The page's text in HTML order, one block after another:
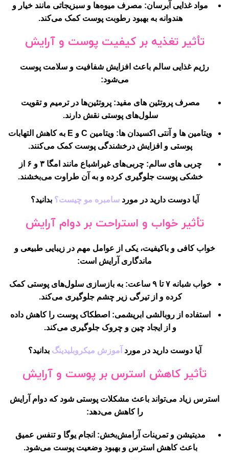
مواد غذایی آبرسان: مصرف میوه‌ها و سبزیجاتی مانند خیار و
هندوانه به بهبود رطوبت پوست کمک می‌کند.
تأثیر تغذیه بر کیفیت پوست و آرایش
رژیم غذایی سالم باعث افزایش شفافیت و سلامت پوست
می‌شود:
مصرف پروتئین های مفید: پروتئین‌ها در ترمیم و تقویت
سلول‌های پوستی نقش دارند.
ویتامین ها و آنتی اکسیدان ها:
ویتامین C و E به کاهش التهابات
پوستی و افزایش درخشندگی پوست کمک می‌کنند.
چربی های سالم:
چربی‌های غیراشباع مانند امگا ۳ و ۶ از
خشکی پوست جلوگیری کرده و به آن طراوت می‌بخشند.
آیا دوست دارید در موردسامبره مو چیست؟ بدانید؟
تأثیر خواب و استراحت بر دوام آرایش
خواب کافی و باکیفیت، یکی از عوامل مهم در زیبایی طبیعی و
ماندگاری آرایش است:
خواب شبانه ۷ تا ۹ ساعت:
به بازسازی سلول‌های پوستی کمک
کرده و از تیرگی زیر چشم جلوگیری می‌کند.
استفاده از روبالشی ابریشمی: اصطکاک پوست را کاهش داده
و از ایجاد چین و چروک جلوگیری می‌کند.
آیا دوست دارید در مورد آموزش میکروبلیدینگ بدانید؟
تأثیر کاهش استرس بر پوست و آرایش
استرس زیاد می‌تواند باعث مشکلات پوستی شود که دوام آرایش
را کاهش می‌دهد:
مدیتیشن و تمرینات آرامش‌بخش: انجام یوگا و تنفس عمیق
باعث کاهش استرس و بهبود وضعیت پوست می‌شود.